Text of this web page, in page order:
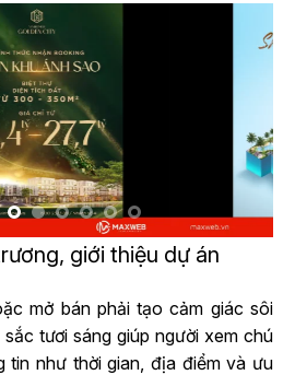
giới thiệu dự án
mở bán phải tạo cảm giác sôi
tươi sáng giúp người xem chú
tin như thời gian, địa điểm và ưu